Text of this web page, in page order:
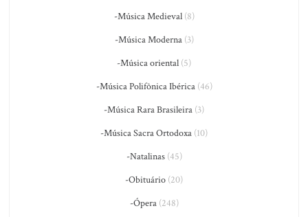
-Música Medieval(8)
-Música Moderna(3)
-Música oriental (5)
-Música Polifônica Ibérica(46)
-Música Rara Brasileira (3)
-Música Sacra Ortodoxa (10)
-Natalinas(45)
-Obituário (20)
-Ópera(248)